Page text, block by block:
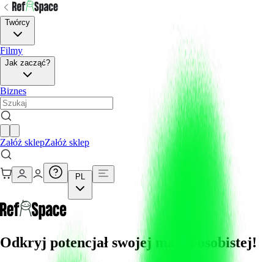
Twórcy
Filmy
Jak zacząć?
Biznes
Załóż sklepZałóż sklep
PL
Odkryj potencjał swojej marki osobistej!